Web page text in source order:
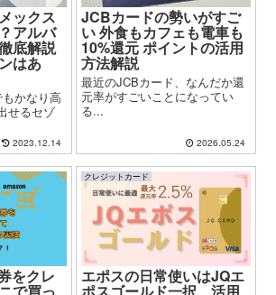
ックス
アルバ
底解説
はあ
かなり高
せるセゾ
2023.12.14
JCBカードの勢いがすご
い 外食もカフェも電車も
10%還元 ポイントの活用
方法解説
最近のJCBカード、なんだか還
元率がすごいことになってい
る...
2026.05.24
をクレ
クレジットカード
エポスの日常使いはJQエ